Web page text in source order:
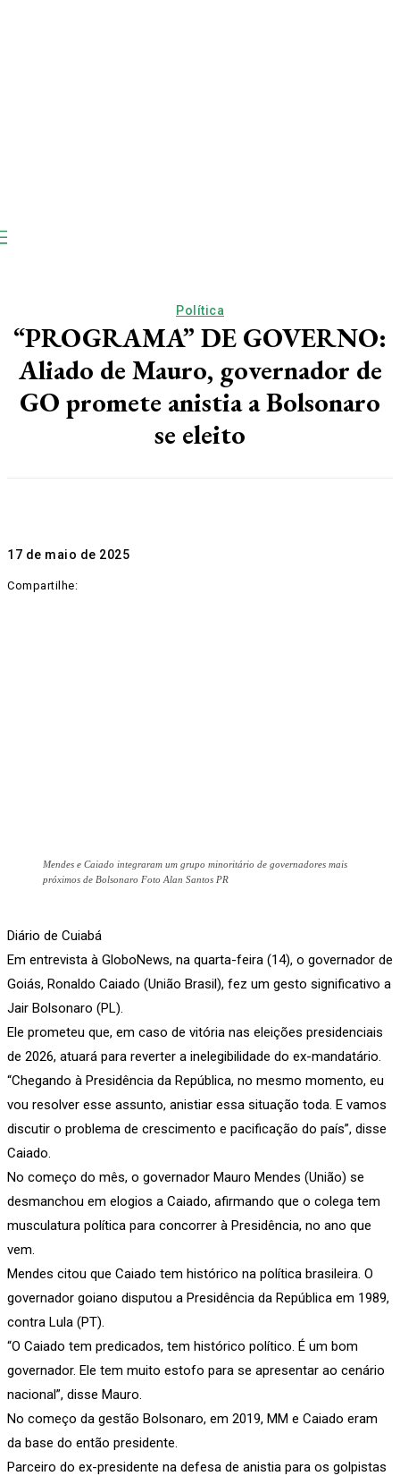
Política
“PROGRAMA” DE GOVERNO:
Aliado de Mauro, governador de
GO promete anistia a Bolsonaro
se eleito
17 de maio de 2025
Compartilhe:
Mendes e Caiado integraram um grupo minoritário de governadores mais
próximos de Bolsonaro Foto Alan Santos PR
Diário de Cuiabá
Em entrevista à GloboNews, na quarta-feira (14), o governador de
Goiás, Ronaldo Caiado (União Brasil), fez um gesto significativo a
Jair Bolsonaro (PL).
Ele prometeu que, em caso de vitória nas eleições presidenciais
de 2026, atuará para reverter a inelegibilidade do ex-mandatário.
“Chegando à Presidência da República, no mesmo momento, eu
vou resolver esse assunto, anistiar essa situação toda. E vamos
discutir o problema de crescimento e pacificação do país”, disse
Caiado.
No começo do mês, o governador Mauro Mendes (União) se
desmanchou em elogios a Caiado, afirmando que o colega tem
musculatura política para concorrer à Presidência, no ano que
vem.
Mendes citou que Caiado tem histórico na política brasileira. O
governador goiano disputou a Presidência da República em 1989,
contra Lula (PT).
“O Caiado tem predicados, tem histórico político. É um bom
governador. Ele tem muito estofo para se apresentar ao cenário
nacional”, disse Mauro.
No começo da gestão Bolsonaro, em 2019, MM e Caiado eram
da base do então presidente.
Parceiro do ex-presidente na defesa de anistia para os golpistas